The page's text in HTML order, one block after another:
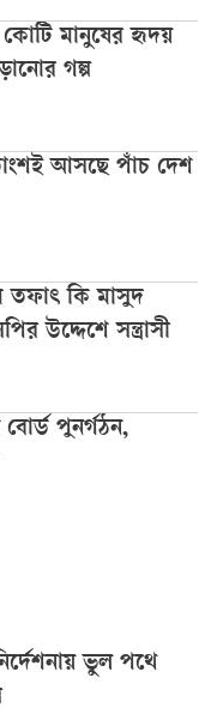
মানুষের হৃদয়
গল্প
আসছে পাঁচ দেশ
তফাৎ কি মাসুদ
উদ্দেশে সন্ত্রাসী
বোর্ড পুনর্গঠন,
ভুল পথে